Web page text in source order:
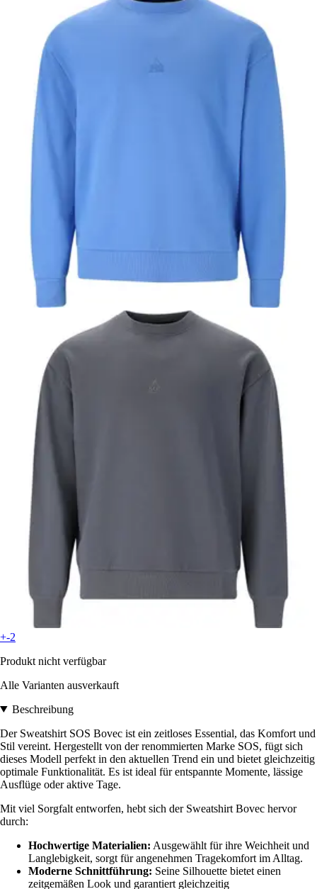
+-2
Produkt nicht verfügbar
Alle Varianten ausverkauft
Beschreibung
Der Sweatshirt SOS Bovec ist ein zeitloses Essential, das Komfort und
Stil vereint. Hergestellt von der renommierten Marke SOS, fügt sich
dieses Modell perfekt in den aktuellen Trend ein und bietet gleichzeitig
optimale Funktionalität. Es ist ideal für entspannte Momente, lässige
Ausflüge oder aktive Tage.
Mit viel Sorgfalt entworfen, hebt sich der Sweatshirt Bovec hervor
durch:
Hochwertige Materialien: Ausgewählt für ihre Weichheit und
Langlebigkeit, sorgt für angenehmen Tragekomfort im Alltag.
Moderne Schnittführung: Seine Silhouette bietet einen
zeitgemäßen Look und garantiert gleichzeitig